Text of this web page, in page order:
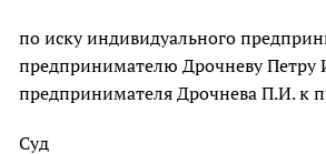
по иску индивидуального
предпринимателю Дрочневу Петру
предпринимателя Дрочнева П.И. к
Суд